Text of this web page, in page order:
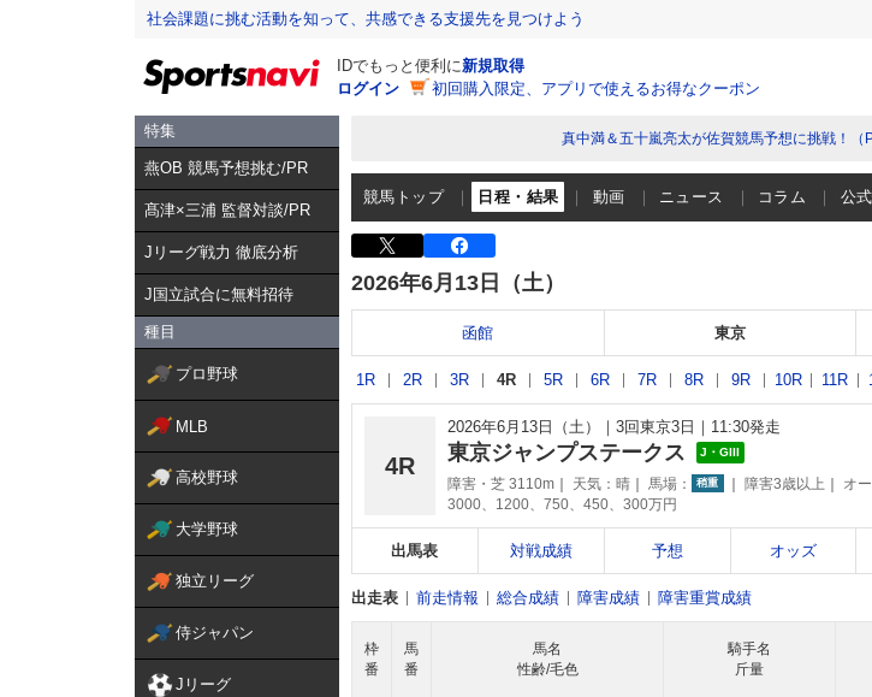
社会課題に挑む活動を知って、共感できる支援先を見つけよう
IDでもっと便利に新規取得
ログイン
初回購入限定、アプリで使えるお得なクーポン
特集
燕OB 競馬予想挑む/PR
髙津×三浦 監督対談/PR
Jリーグ戦力 徹底分析
J国立試合に無料招待
種目
プロ野球
MLB
高校野球
大学野球
独立リーグ
侍ジャパン
Jリーグ
真中満＆五十嵐亮太が佐賀競馬予想に挑戦！（
競馬トップ 日程・結果 動画 ニュース コラム 公
2026年6月13日（土）
函館 東京
1R 2R 3R 4R 5R 6R 7R 8R 9R 10R 11R
4R
2026年6月13日（土） 3回東京3日 11:30発走
東京ジャンプステークス J・GIII
障害・芝 3110m 天気： 晴 馬場： 稍重 障害3歳以上 オ
3000、1200、750、450、300万円
出馬表 対戦成績 予想 オッズ
出走表 前走情報 総合成績 障害成績 障害重賞成績
枠
番
馬
番
馬名
性齢/毛色
騎手名
斤量